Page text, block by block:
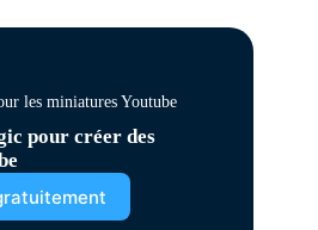
les miniatures Youtube
pour créer des